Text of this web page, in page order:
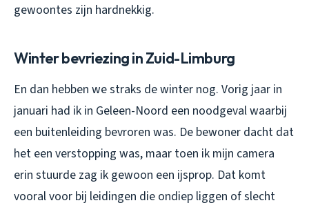
gewoontes zijn hardnekkig.
Winter bevriezing in Zuid-Limburg
En dan hebben we straks de winter nog. Vorig jaar in
januari had ik in Geleen-Noord een noodgeval waarbij
een buitenleiding bevroren was. De bewoner dacht dat
het een verstopping was, maar toen ik mijn camera
erin stuurde zag ik gewoon een ijsprop. Dat komt
vooral voor bij leidingen die ondiep liggen of slecht